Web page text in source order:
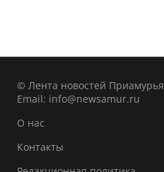
© Лента новостей Приамурья
Email: info@newsamur.ru
О нас
Контакты